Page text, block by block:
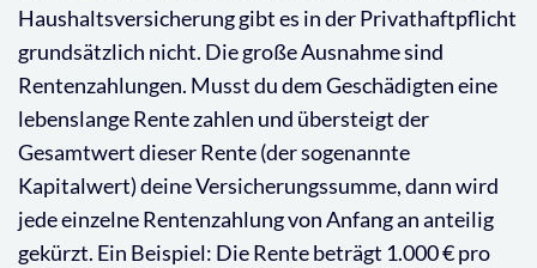
Haushaltsversicherung gibt es in der Privathaftpflicht
grundsätzlich nicht. Die große Ausnahme sind
Rentenzahlungen. Musst du dem Geschädigten eine
lebenslange Rente zahlen und übersteigt der
Gesamtwert dieser Rente (der sogenannte
Kapitalwert) deine Versicherungssumme, dann wird
jede einzelne Rentenzahlung von Anfang an anteilig
gekürzt. Ein Beispiel: Die Rente beträgt 1.000 € pro